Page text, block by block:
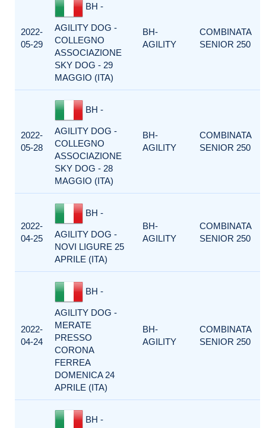
2022-
05-29
BH -
AGILITY DOG -
COLLEGNO
ASSOCIAZIONE
SKY DOG - 29
MAGGIO (ITA)
BH-
AGILITY
COMBINATA
SENIOR 250
2022-
05-28
BH -
AGILITY DOG -
COLLEGNO
ASSOCIAZIONE
SKY DOG - 28
MAGGIO (ITA)
BH-
AGILITY
COMBINATA
SENIOR 250
2022-
04-25
BH -
AGILITY DOG -
NOVI LIGURE 25
APRILE (ITA)
BH-
AGILITY
COMBINATA
SENIOR 250
2022-
04-24
BH -
AGILITY DOG -
MERATE
PRESSO
CORONA
FERREA
DOMENICA 24
APRILE (ITA)
BH-
AGILITY
COMBINATA
SENIOR 250
BH -